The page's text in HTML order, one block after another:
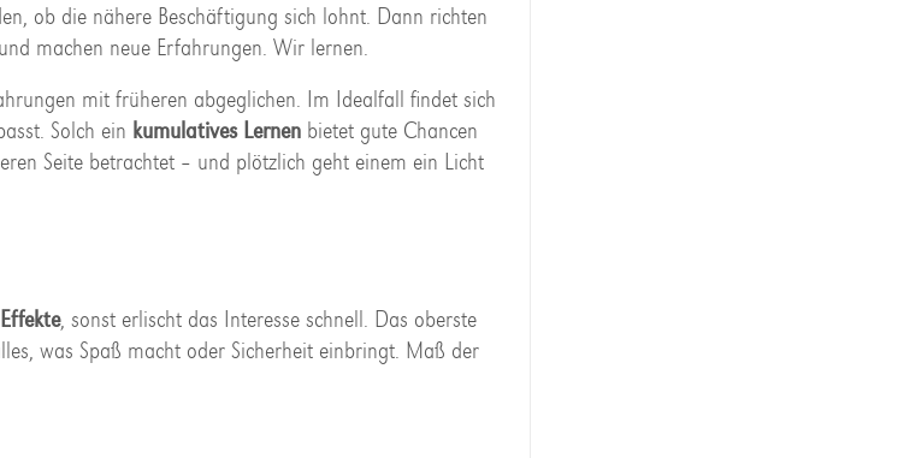
ob die nähere Beschäftigung sich lohnt. Dann richten
machen neue Erfahrungen. Wir lernen.
mit früheren abgeglichen. Im Idealfall findet sich
Solch ein kumulatives Lernen bietet gute Chancen
Seite betrachtet – und plötzlich geht einem ein Licht
Effekte, sonst erlischt das Interesse schnell. Das oberste
was Spaß macht oder Sicherheit einbringt. Maß der